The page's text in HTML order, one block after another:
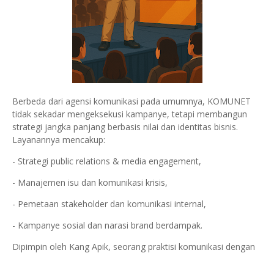
Berbeda dari agensi komunikasi pada umumnya, KOMUNET
tidak sekadar mengeksekusi kampanye, tetapi membangun
strategi jangka panjang berbasis nilai dan identitas bisnis.
Layanannya mencakup:
- Strategi public relations & media engagement,
- Manajemen isu dan komunikasi krisis,
- Pemetaan stakeholder dan komunikasi internal,
- Kampanye sosial dan narasi brand berdampak.
Dipimpin oleh Kang Apik, seorang praktisi komunikasi dengan